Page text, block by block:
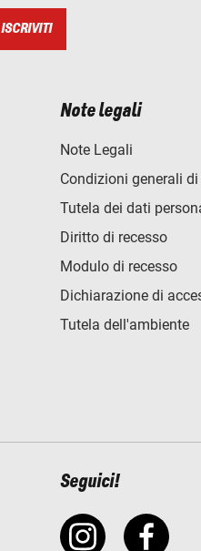
ISCRIVITI
Note legali
Note Legali
Condizioni generali
Tutela dei dati
Diritto di recesso
Modulo di recesso
Dichiarazione di
Tutela dell'ambiente
Seguici!